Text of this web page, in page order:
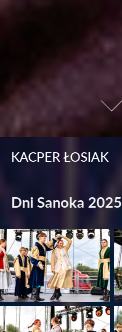
KACPER ŁOSIAK
Dni Sanoka 2025